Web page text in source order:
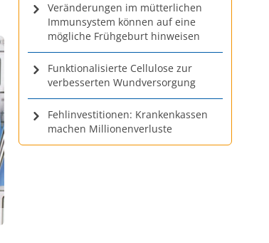
Veränderungen im mütterlichen
Immunsystem können auf eine
mögliche Frühgeburt hinweisen
Funktionalisierte Cellulose zur
verbesserten Wundversorgung
Fehlinvestitionen: Krankenkassen
machen Millionenverluste